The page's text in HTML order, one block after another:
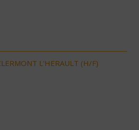
L'HERAULT (H/F)